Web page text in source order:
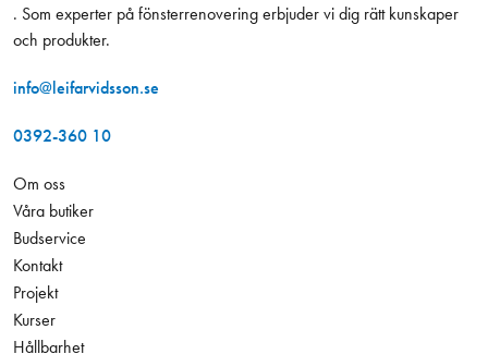
. Som experter på fönsterrenovering erbjuder vi dig rätt kunskaper
och produkter.
info@leifarvidsson.se
0392-360 10
Om oss
Våra butiker
Budservice
Kontakt
Projekt
Kurser
Hållbarhet